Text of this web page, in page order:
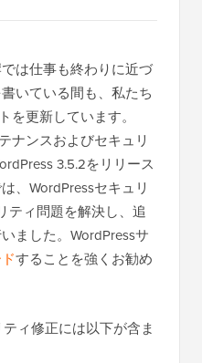
は仕事も終わりに近づ
いている間も、私たち
を更新しています。
ナンスおよびセキュリ
3.5.2をリリース
、WordPressセキュリ
ティ問題を解決し、追
ました。WordPressサ
することを強くお勧め
ィ修正には以下が含ま